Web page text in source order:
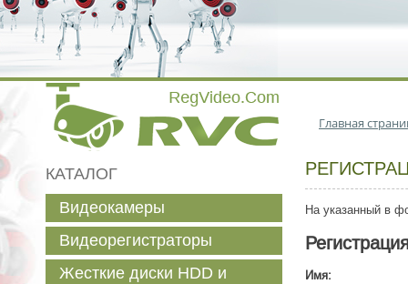
Главная
На указанный в
Имя:
КАТАЛОГ
Видеокамеры
Видеорегистраторы
Жесткие диски HDD и